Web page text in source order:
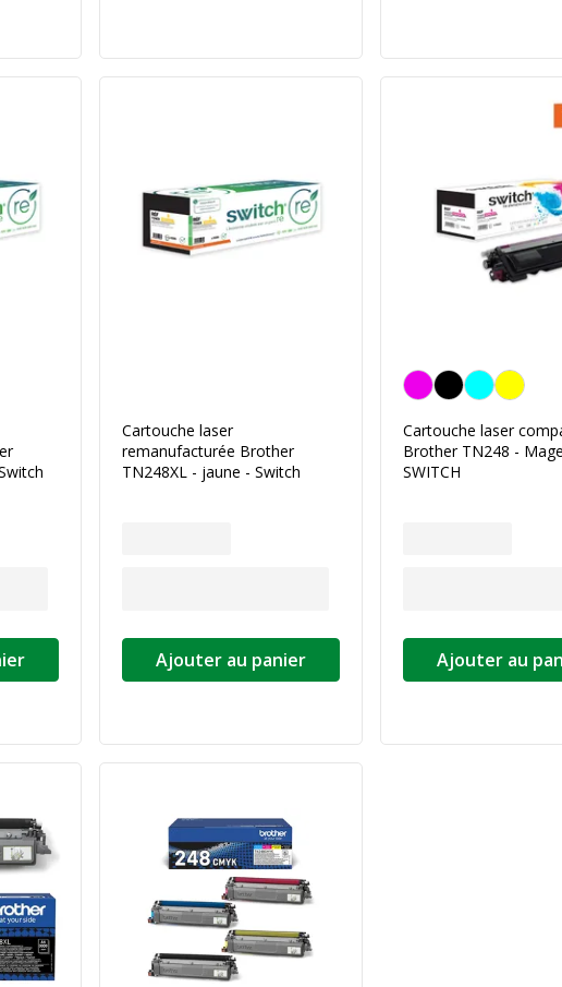
Cartouche laser
remanufacturée Brother
TN248XL - jaune - Switch
Ajouter au panier
Magenta
Cartouche laser
Brother TN248 -
SWITCH
Ajouter au